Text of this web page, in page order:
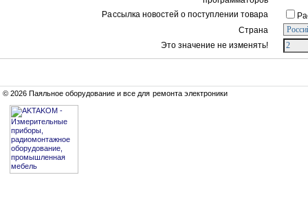
Рассылка новостей о поступлении товара
Страна
Это значение не изменять!
© 2026 Паяльное оборудование и все для ремонта электроники